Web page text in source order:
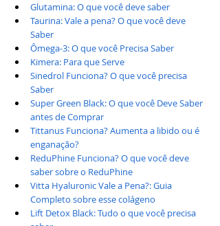
Glutamina: O que você deve saber
Taurina: Vale a pena? O que você deve
Saber
Ômega-3: O que você Precisa Saber
Kimera: Para que Serve
Sinedrol Funciona? O que você precisa
Saber
Super Green Black: O que você Deve Saber
antes de Comprar
Tittanus Funciona? Aumenta a libido ou é
enganação?
ReduPhine Funciona? O que você deve
saber sobre o ReduPhine
Vitta Hyaluronic Vale a Pena?: Guia
Completo sobre esse colágeno
Lift Detox Black: Tudo o que você precisa